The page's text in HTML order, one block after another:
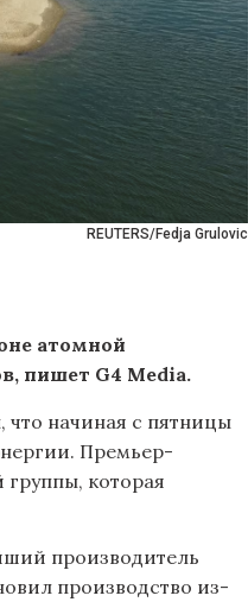
REUTERS/Fedja Grulovic
атомной
пишет G4 Media.
что начиная с пятницы
Премьер-
которая
производитель
производство из-